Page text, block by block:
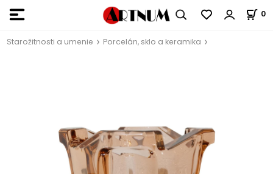
0
Starožitnosti a umenie Porcelán, sklo a keramika